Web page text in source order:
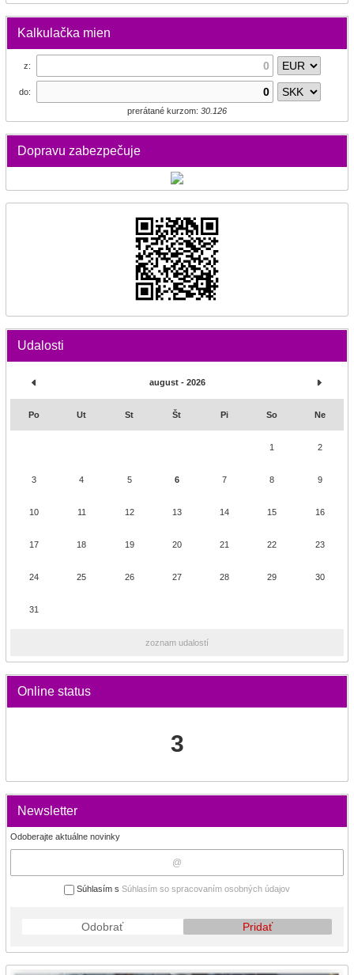
Kalkulačka mien
z:
do:
prerátané kurzom: 30.126
Dopravu zabezpečuje
Udalosti
august - 2026
Po Ut St Št Pi So Ne
1 2
3 4 5 6 7 8 9
10 11 12 13 14 15 16
17 18 19 20 21 22 23
24 25 26 27 28 29 30
31
zoznam udalostí
Online status
3
Newsletter
Odoberajte aktuálne novinky
Súhlasím s Súhlasím so spracovaním osobných údajov
Odobrať Pridať